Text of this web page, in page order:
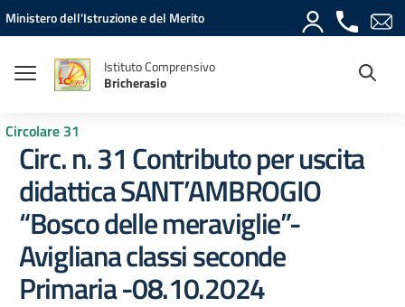
Vai ai contenuti
Vai al menu di navigazione
Vai al footer
Ministero dell'Istruzione e del Merito
Istituto Comprensivo
Bricherasio
Circolare 31
Circ. n. 31 Contributo per uscita
didattica SANT’AMBROGIO
“Bosco delle meraviglie”-
Avigliana classi seconde
Primaria -08.10.2024